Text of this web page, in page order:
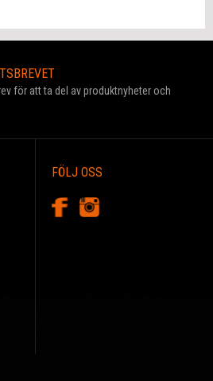
för att ta del av produktnyheter och
FÖLJ OSS